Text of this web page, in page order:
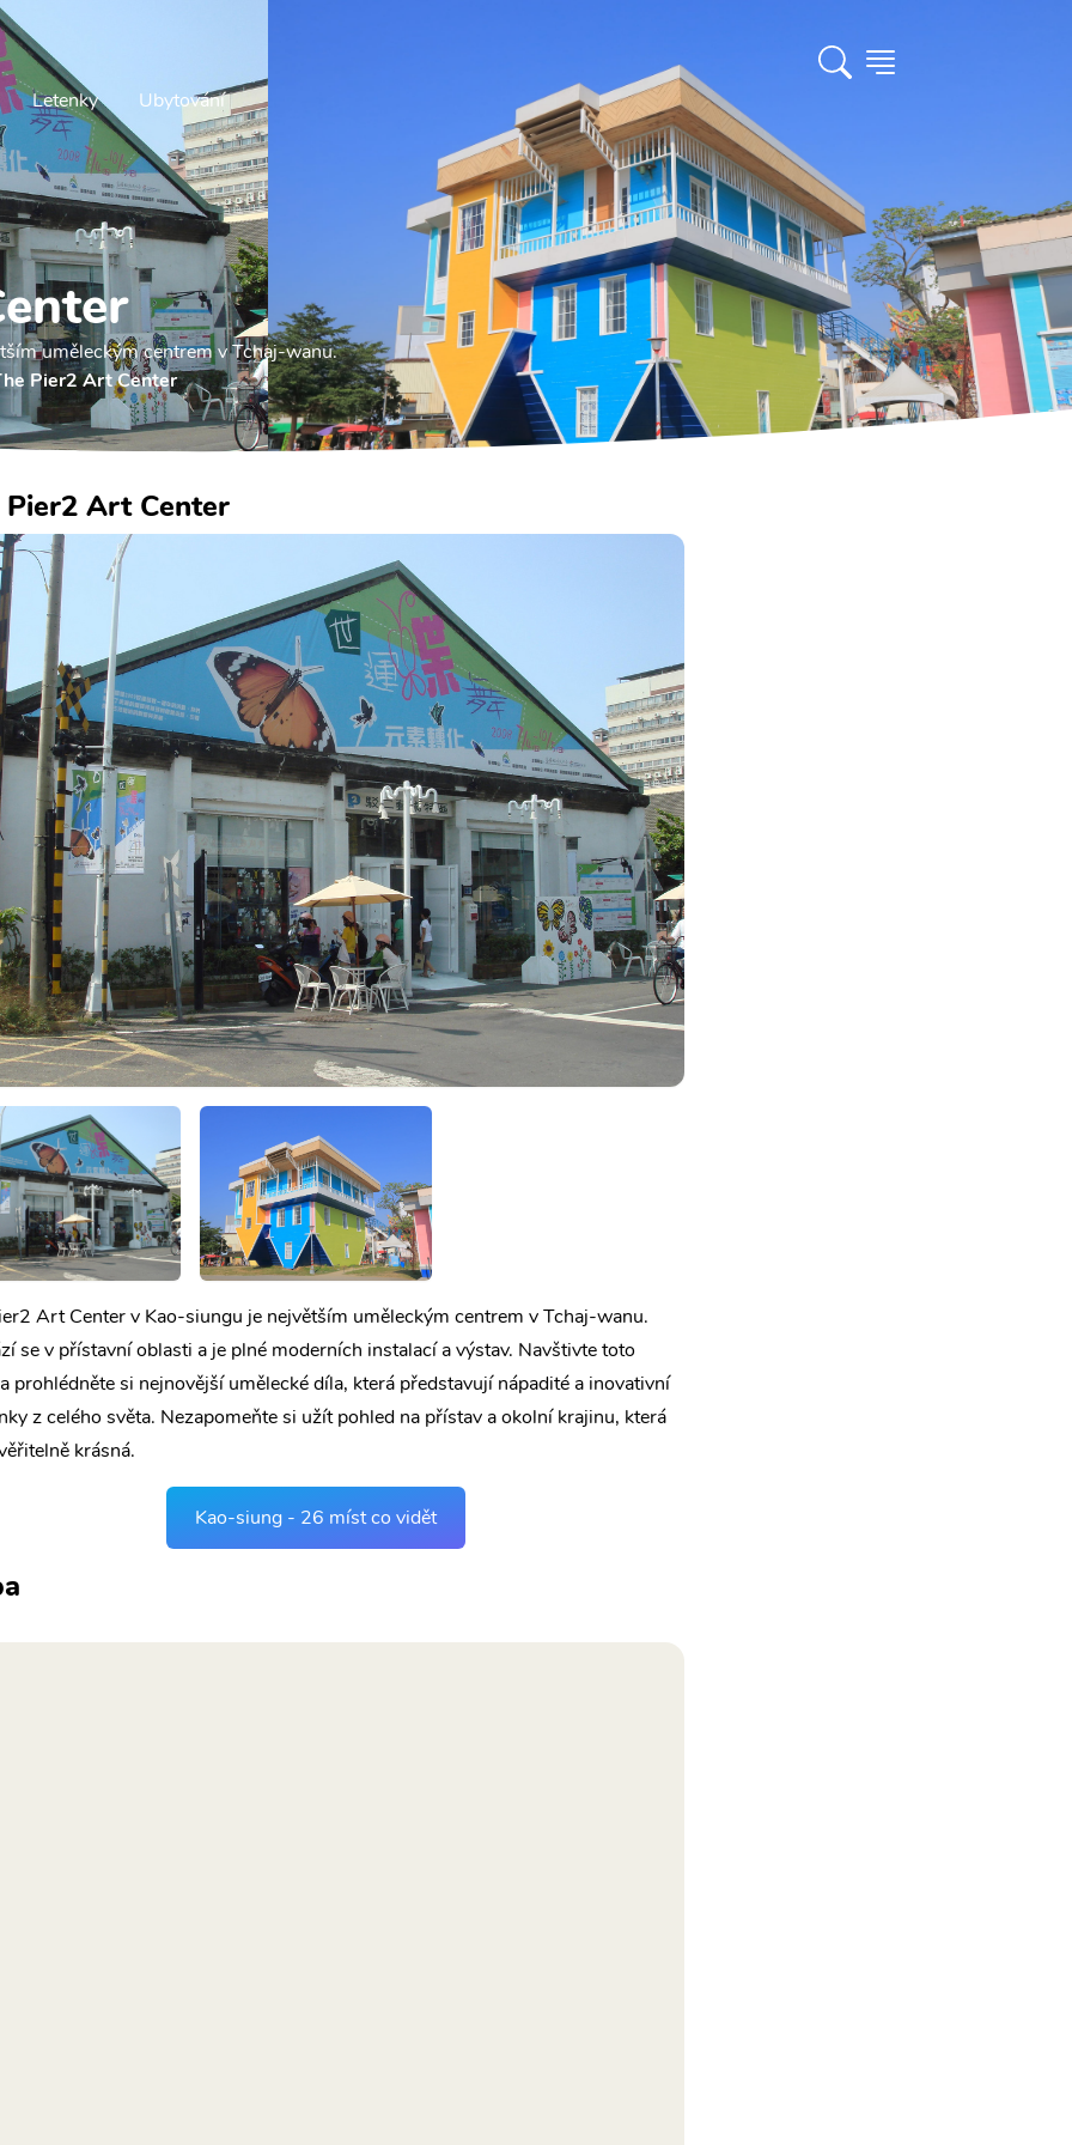
Letenky Ubytování
uměleckým centrem v Tchaj-wanu.
Pier2 Art Center
Pier2 Art Center
Art Center v Kao-siungu je největším uměleckým centrem v Tchaj-wanu.
se v přístavní oblasti a je plné moderních instalací a výstav. Navštivte toto
prohlédněte si nejnovější umělecké díla, která představují nápadité a inovativní
z celého světa. Nezapomeňte si užít pohled na přístav a okolní krajinu, která
krásná.
Kao-siung - 26 míst co vidět